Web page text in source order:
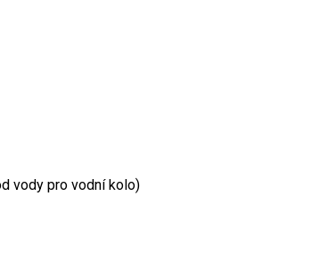
vody pro vodní kolo)